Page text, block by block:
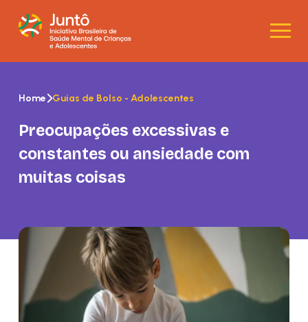
Home Guias de Bolso - Adolescentes
Preocupações excessivas e
constantes ou ansiedade com
muitas coisas